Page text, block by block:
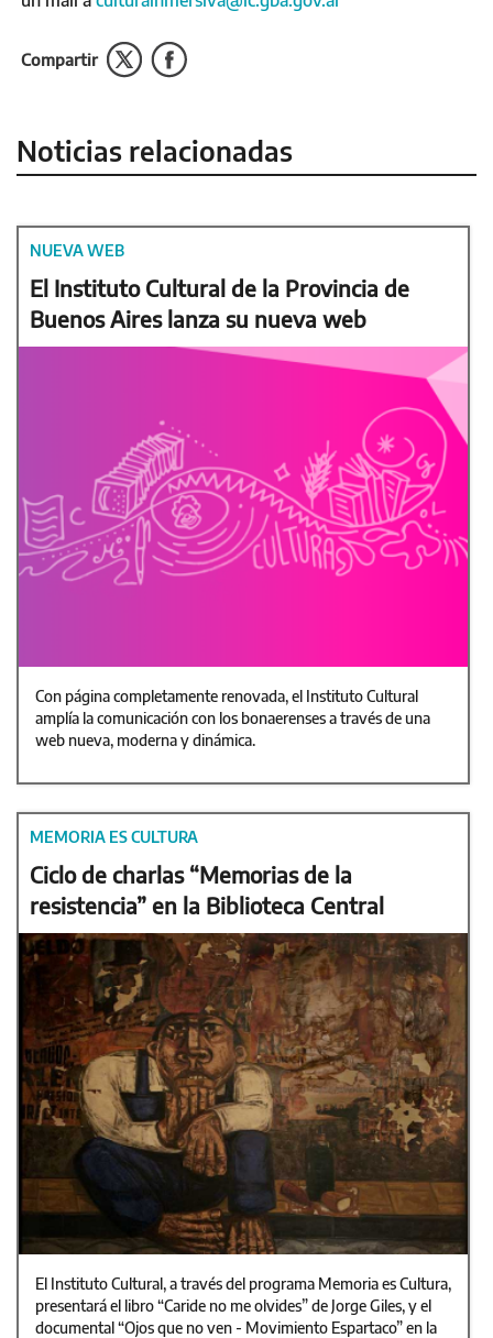
Compartir
Noticias relacionadas
NUEVA WEB
El Instituto Cultural de la Provincia de
Buenos Aires lanza su nueva web
Con página completamente renovada, el Instituto Cultural
amplía la comunicación con los bonaerenses a través de una
web nueva, moderna y dinámica.
MEMORIA ES CULTURA
Ciclo de charlas “Memorias de la
resistencia” en la Biblioteca Central
El Instituto Cultural, a través del programa Memoria es Cultura,
presentará el libro “Caride no me olvides” de Jorge Giles, y el
documental “Ojos que no ven - Movimiento Espartaco” en la